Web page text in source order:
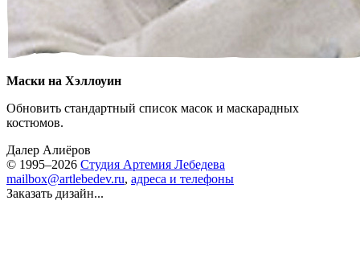
Маски на Хэллоуин
Обновить стандартный список масок и маскарадных
костюмов.
Далер Алиёров
© 1995–2026 Студия Артемия Лебедева
mailbox@artlebedev.ru, адреса и телефоны
Заказать дизайн...